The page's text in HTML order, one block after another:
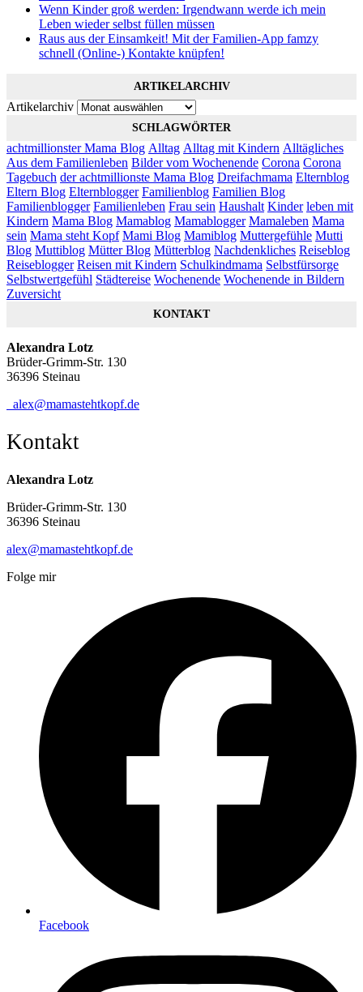
Wenn Kinder groß werden: Irgendwann werde ich mein
Leben wieder selbst füllen müssen
Raus aus der Einsamkeit! Mit der Familien-App famzy
schnell (Online-) Kontakte knüpfen!
ARTIKELARCHIV
Artikelarchiv
SCHLAGWÖRTER
achtmillionster Mama Blog Alltag Alltag mit Kindern Alltägliches
Aus dem Familienleben Bilder vom Wochenende Corona Corona
Tagebuch der achtmillionste Mama Blog Dreifachmama Elternblog
Eltern Blog Elternblogger Familienblog Familien Blog
Familienblogger Familienleben Frau sein Haushalt Kinder leben mit
Kindern Mama Blog Mamablog Mamablogger Mamaleben Mama
sein Mama steht Kopf Mami Blog Mamiblog Muttergefühle Mutti
Blog Muttiblog Mütter Blog Mütterblog Nachdenkliches Reiseblog
Reiseblogger Reisen mit Kindern Schulkindmama Selbstfürsorge
Selbstwertgefühl Städtereise Wochenende Wochenende in Bildern
Zuversicht
KONTAKT
Alexandra Lotz
Brüder-Grimm-Str. 130
36396 Steinau
alex@mamastehtkopf.de
Kontakt
Alexandra Lotz
Brüder-Grimm-Str. 130
36396 Steinau
alex@mamastehtkopf.de
Folge mir
Facebook